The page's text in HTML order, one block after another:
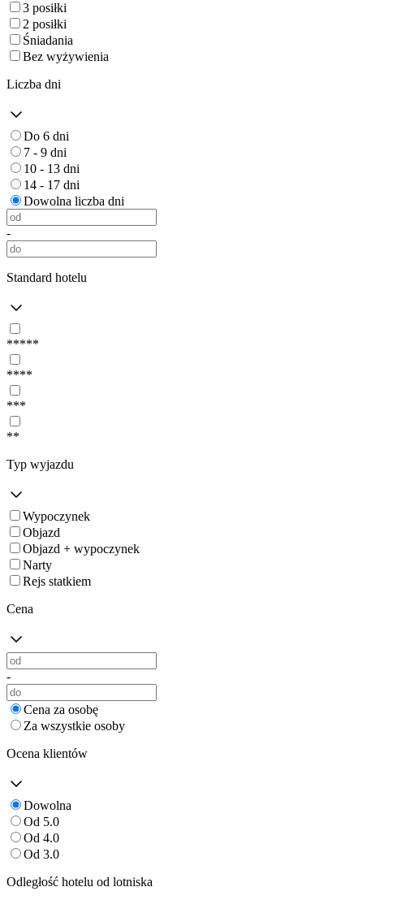
3 posiłki
2 posiłki
Śniadania
Bez wyżywienia
Liczba dni
Do 6 dni
7 - 9 dni
10 - 13 dni
14 - 17 dni
Dowolna liczba dni
-
Standard hotelu
*****
****
***
**
Typ wyjazdu
Wypoczynek
Objazd
Objazd + wypoczynek
Narty
Rejs statkiem
Cena
-
Cena za osobę
Za wszystkie osoby
Ocena klientów
Dowolna
Od 5.0
Od 4.0
Od 3.0
Odległość hotelu od lotniska